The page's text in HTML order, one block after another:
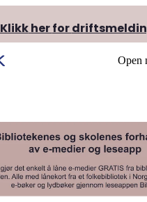
Klikkherfor
Open